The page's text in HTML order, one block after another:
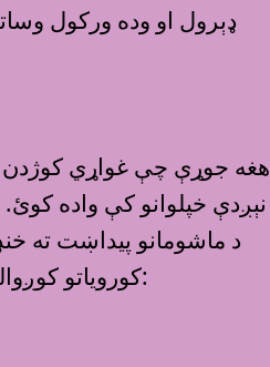
ډېرول او وده ورکول
هغه جوړې چې غواړي کوژدن
نېږدې خپلوانو کې واده
د ماشومانو پيداښت ته
کوروياتو کوږوالى او شکرې ناروغيو ازمېښتونه هرومرو کولو سره نورې مهمې او د پام وړ چارې ترسره کول په لاندې ډول دي: